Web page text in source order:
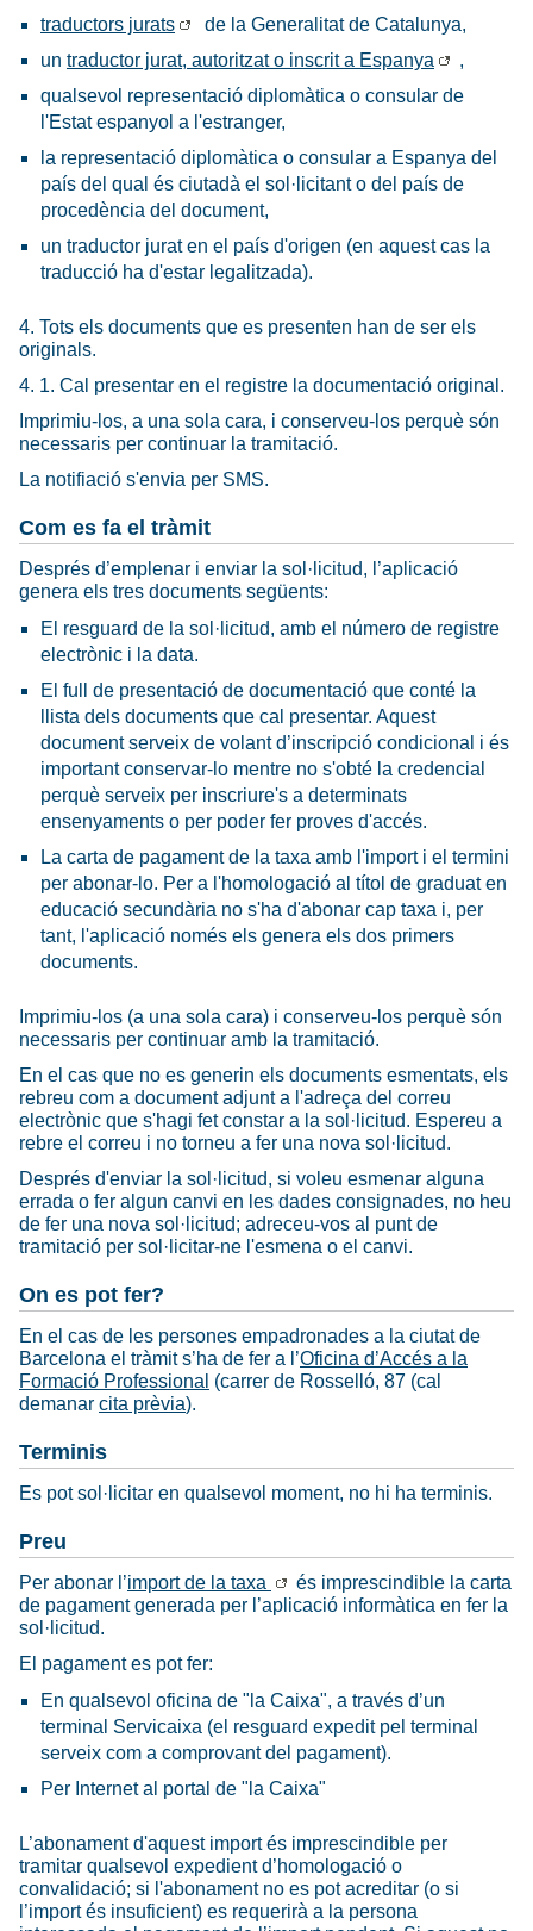
traductors jurats
de la Generalitat de Catalunya,
un traductor jurat, autoritzat o inscrit a Espanya
,
qualsevol representació diplomàtica o consular de
l'Estat espanyol a l'estranger,
la representació diplomàtica o consular a Espanya del
país del qual és ciutadà el sol·licitant o del país de
procedència del document,
un traductor jurat en el país d'origen (en aquest cas la
traducció ha d'estar legalitzada).
4. Tots els documents que es presenten han de ser els
originals.
4. 1. Cal presentar en el registre la documentació original.
Imprimiu-los, a una sola cara, i conserveu-los perquè són
necessaris per continuar la tramitació.
La notifiació s'envia per SMS.
Com es fa el tràmit
Després d’emplenar i enviar la sol·licitud, l’aplicació
genera els tres documents següents:
El resguard de la sol·licitud, amb el número de registre
electrònic i la data.
El full de presentació de documentació que conté la
llista dels documents que cal presentar. Aquest
document serveix de volant d’inscripció condicional i és
important conservar-lo mentre no s'obté la credencial
perquè serveix per inscriure's a determinats
ensenyaments o per poder fer proves d'accés.
La carta de pagament de la taxa amb l'import i el termini
per abonar-lo. Per a l'homologació al títol de graduat en
educació secundària no s'ha d'abonar cap taxa i, per
tant, l'aplicació només els genera els dos primers
documents.
Imprimiu-los (a una sola cara) i conserveu-los perquè són
necessaris per continuar amb la tramitació.
En el cas que no es generin els documents esmentats, els
rebreu com a document adjunt a l'adreça del correu
electrònic que s'hagi fet constar a la sol·licitud. Espereu a
rebre el correu i no torneu a fer una nova sol·licitud.
Després d'enviar la sol·licitud, si voleu esmenar alguna
errada o fer algun canvi en les dades consignades, no heu
de fer una nova sol·licitud; adreceu-vos al punt de
tramitació per sol·licitar-ne l'esmena o el canvi.
On es pot fer?
En el cas de les persones empadronades a la ciutat de
Barcelona el tràmit s’ha de fer a l’Oficina d’Accés a la
Formació Professional (carrer de Rosselló, 87 (cal
demanar cita prèvia).
Terminis
Es pot sol·licitar en qualsevol moment, no hi ha terminis.
Preu
Per abonar l’import de la taxa
és imprescindible la carta
de pagament generada per l’aplicació informàtica en fer la
sol·licitud.
El pagament es pot fer:
En qualsevol oficina de "la Caixa", a través d’un
terminal Servicaixa (el resguard expedit pel terminal
serveix com a comprovant del pagament).
Per Internet al portal de "la Caixa"
L’abonament d'aquest import és imprescindible per
tramitar qualsevol expedient d’homologació o
convalidació; si l'abonament no es pot acreditar (o si
l’import és insuficient) es requerirà a la persona